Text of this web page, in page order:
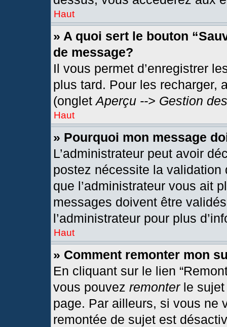
Haut
» A quoi sert le bouton
de message?
Il vous permet d’enregistrer
plus tard. Pour les recharger,
(ongletAperçu --> Gestion
Haut
» Pourquoi mon message
L’administrateur peut avoir
postez nécessite la
que l’administrateur vous ait
messages doivent être
l’administrateur pour plus
Haut
» Comment remonter mon
En cliquant sur le lien
vous pouvez remonterle sujet
page. Par ailleurs, si vous ne
remontée de sujet est